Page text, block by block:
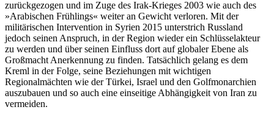
zurückgezogen und im Zuge des Irak-Krieges 2003 wie auch des
»Arabischen Frühlings« weiter an Gewicht verloren. Mit der
militärischen Intervention in Syrien 2015 unterstrich Russland
jedoch seinen Anspruch, in der Region wieder ein Schlüsselakteur
zu werden und über seinen Einfluss dort auf globaler Ebene als
Groß­macht Anerkennung zu finden. Tatsächlich gelang es dem
Kreml in der Folge, seine Be­ziehungen mit wichtigen
Regionalmächten wie der Türkei, Israel und den Golfmonarchien
auszubauen und so auch eine einsei­tige Abhängigkeit von Iran zu
vermeiden.